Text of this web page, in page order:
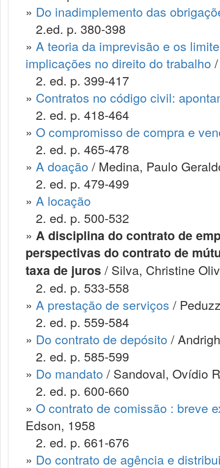
» Do inadimplemento das
2.ed. p. 380-398
» A teoria da imprevisão e os
implicações no direito do trabalho
2. ed. p. 399-417
» Contratos no código civil:
2. ed. p. 418-464
» O compromisso de compra e
2. ed. p. 465-478
» A doação / Medina, Paulo
2. ed. p. 479-499
» A locação
2. ed. p. 500-532
» A disciplina do contrato de
perspectivas do contrato de
taxa de juros / Silva, Christine
2. ed. p. 533-558
» A prestação de serviços /
2. ed. p. 559-584
» Do contrato de depósito /
2. ed. p. 585-599
» Do mandato / Sandoval, Ovídio
2. ed. p. 600-660
» O contrato de comissão : breve
Edson, 1958
2. ed. p. 661-676
» Do contrato de agência e